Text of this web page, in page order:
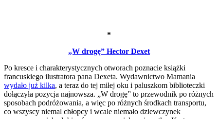
*
„W drogę” Hector Dexet
Po kresce i charakterystycznych otworach poznacie książki
francuskiego ilustratora pana Dexeta. Wydawnictwo Mamania
wydało już kilka, a teraz do tej miłej oku i paluszkom biblioteczki
dołączyła pozycja najnowsza. „W drogę” to przewodnik po różnych
sposobach podróżowania, a więc po różnych środkach transportu,
co wszyscy niemal chłopcy i wcale niemało dziewczynek